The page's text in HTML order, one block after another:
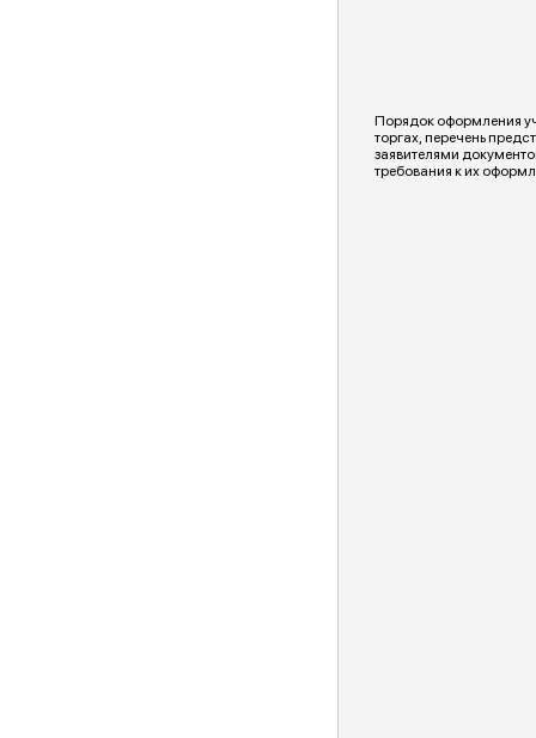
Порядок оформления
торгах, перечень
заявителями
требования к их